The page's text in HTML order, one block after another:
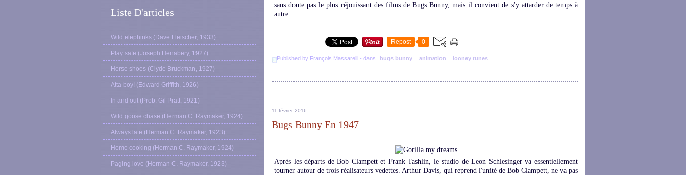
Liste D'articles
Wild elephinks (Dave Fleischer, 1933)
Play safe (Joseph Henabery, 1927)
Horse shoes (Clyde Bruckman, 1927)
Atta boy! (Edward Griffith, 1926)
In and out (Prob. Gil Pratt, 1921)
Wild goose chase (Herman C. Raymaker, 1924)
Always late (Herman C. Raymaker, 1923)
Home cooking (Herman C. Raymaker, 1924)
Paging love (Herman C. Raymaker, 1923)
sans doute pas le plus réjouissant des films de Bugs Bunny, mais il convient de s'y attarder de temps à
autre...
Repost 0
Published by François Massarelli - dans bugs bunny animation looney tunes
11 février 2016
Bugs Bunny En 1947
Après les départs de Bob Clampett et Frank Tashlin, le studio de Leon Schlesinger va essentiellement
tourner autour de trois réalisateurs vedettes. Arthur Davis, qui reprend l'unité de Bob Clampett, ne va pas